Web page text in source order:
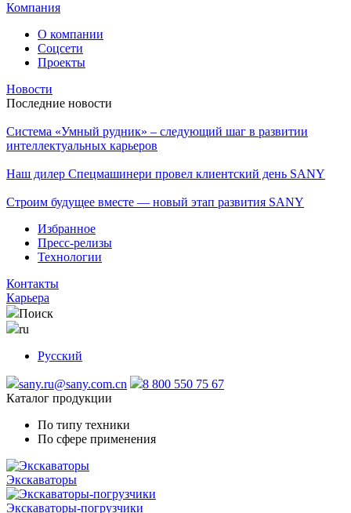
Компания
О компании
Соцсети
Проекты
Новости
Последние новости
Система «Умный рудник» – следующий шаг в развитии
интеллектуальных карьеров
Наш дилер Спецмашинери провел клиентский день SANY
Строим будущее вместе — новый этап развития SANY
Избранное
Пресс-релизы
Технологии
Контакты
Карьера
Поиск
ru
Русский
sany.ru@sany.com.cn
8 800 550 75 67
Каталог продукции
По типу техники
По сфере применения
Экскаваторы
Экскаваторы-погрузчики